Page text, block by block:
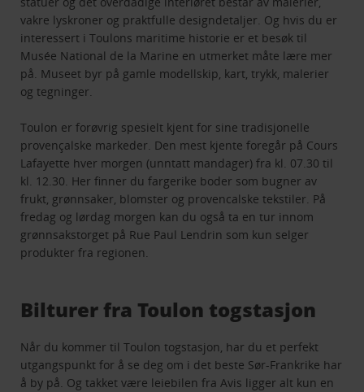
vakre lyskroner og praktfulle designdetaljer. Og hvis du er
interessert i Toulons maritime historie er et besøk til
Musée National de la Marine en utmerket måte lære mer
på. Museet byr på gamle modellskip, kart, trykk, malerier
og tegninger.
Toulon er forøvrig spesielt kjent for sine tradisjonelle
provençalske markeder. Den mest kjente foregår på Cours
Lafayette hver morgen (unntatt mandager) fra kl. 07.30 til
kl. 12.30. Her finner du fargerike boder som bugner av
frukt, grønnsaker, blomster og provencalske tekstiler. På
fredag og lørdag morgen kan du også ta en tur innom
grønnsakstorget på Rue Paul Lendrin som kun selger
produkter fra regionen.
Bilturer fra Toulon togstasjon
Når du kommer til Toulon togstasjon, har du et perfekt
utgangspunkt for å se deg om i det beste Sør-Frankrike har
å by på. Og takket være leiebilen fra Avis ligger alt kun en